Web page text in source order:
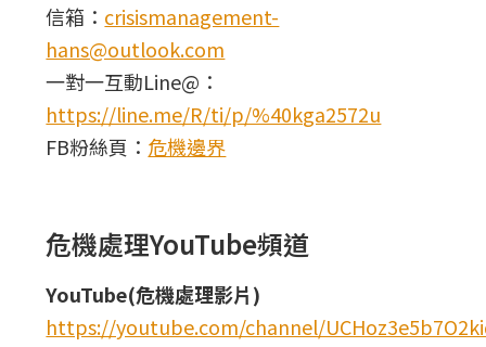
信箱： crisismanagement-
hans@outlook.com
一對一互動Line@：
https://line.me/R/ti/p/%40kga2572u
FB粉絲頁： 危機邊界
危機處理YouTube頻道
YouTube(危機處理影片)
https://youtube.com/channel/